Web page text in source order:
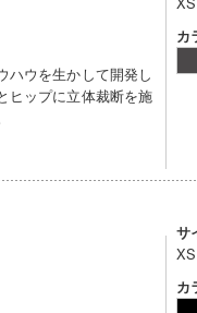
ハウを生かして開発し
ヒップに立体裁断を施
カ
サ
カ